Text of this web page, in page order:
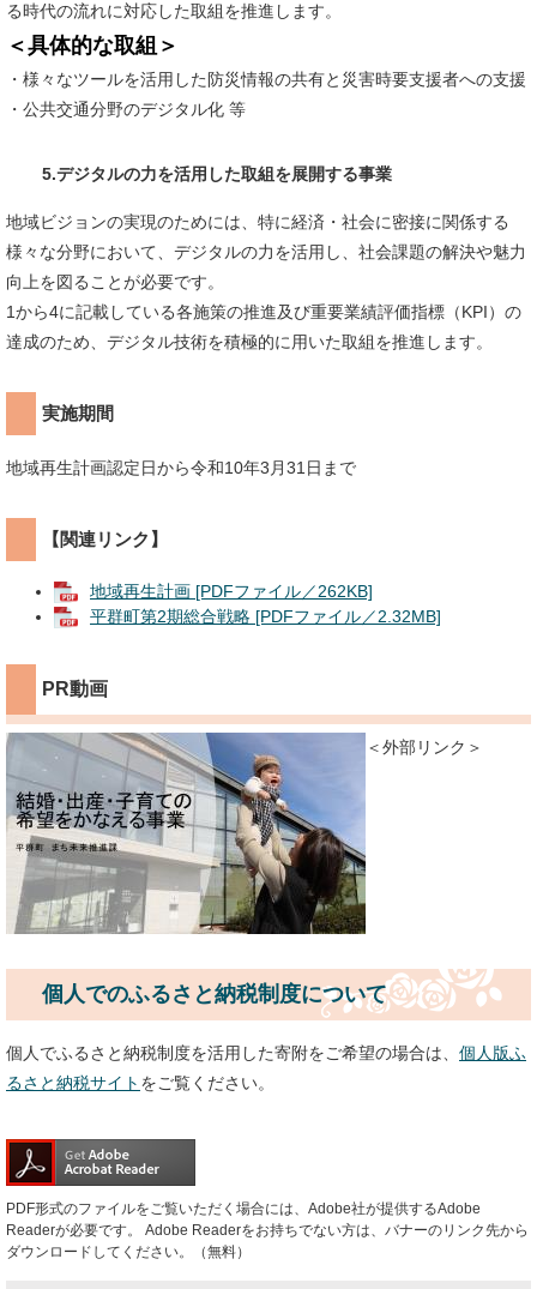
る時代の流れに対応した取組を推進します。​
＜具体的な取組＞
・様々なツールを活用した防災情報の共有と災害時要支援者への支援
・公共交通分野のデジタル化 等
5.デジタルの力を活用した取組を展開する事業
地域ビジョンの実現のためには、特に経済・社会に密接に関係する
様々な分野において、デジタルの力を活用し、社会課題の解決や魅力
向上を図ることが必要です。
1から4に記載している各施策の推進及び重要業績評価指標（KPI）の
達成のため、デジタル技術を積極的に用いた取組を推進します。
実施期間
地域再生計画認定日から令和10年3月31日まで
【関連リンク】
地域再生計画 [PDFファイル／262KB]
平群町第2期総合戦略 [PDFファイル／2.32MB]
PR動画
＜外部リンク＞
個人でのふるさと納税制度について
個人でふるさと納税制度を活用した寄附をご希望の場合は、 個人版ふ
るさと納税サイト をご覧ください。
PDF形式のファイルをご覧いただく場合には、Adobe社が提供するAdobe
Readerが必要です。
Adobe Readerをお持ちでない方は、バナーのリンク先から
ダウンロードしてください。（無料）